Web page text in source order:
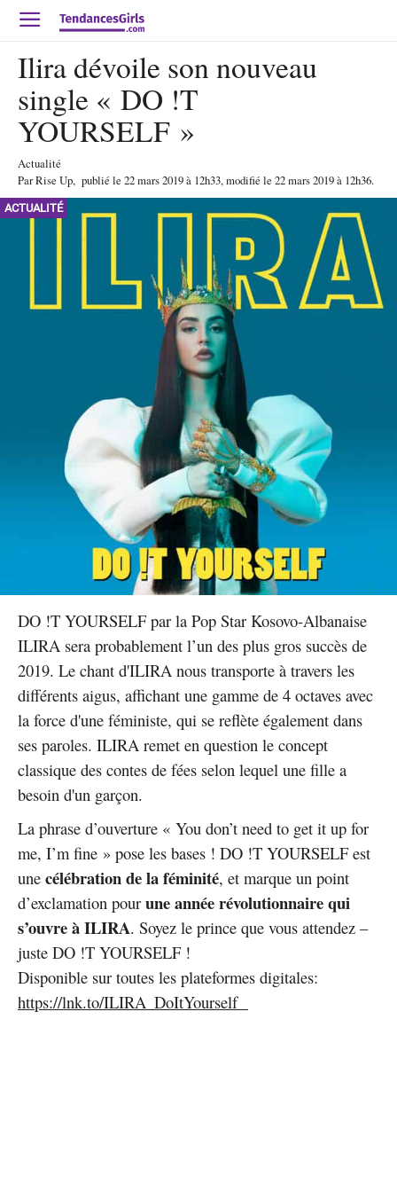
Ilira dévoile son nouveau
single « DO !T
YOURSELF »
Actualité
ParRise Up, publié le 22 mars 2019à 12h33, modifié le 22 mars 2019 à 12h36.
ACTUALITÉ
DO !T YOURSELF par la Pop Star Kosovo-Albanaise
ILIRA sera probablement l’un des plus gros succès de
2019. Le chant d'ILIRA nous transporte à travers les
différents aigus, affichant une gamme de 4 octaves avec
la force d'une féministe, qui se reflète également dans
ses paroles. ILIRA remet en question le concept
classique des contes de fées selon lequel une fille a
besoin d'un garçon.
La phrase d’ouverture « You don’t need to get it up for
me, I’m fine » pose les bases ! DO !T YOURSELF est
une célébration de la féminité, et marque un point
d’exclamation pour une année révolutionnaire qui
s’ouvre à ILIRA. Soyez le prince que vous attendez –
juste DO !T YOURSELF !
Disponible sur toutes les plateformes digitales:
https://lnk.to/ILIRA_DoItYourself